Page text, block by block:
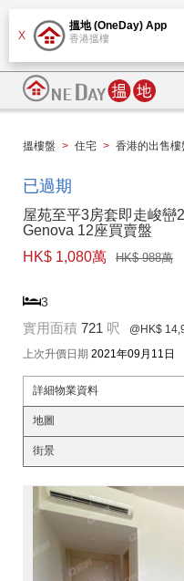
X
搵地 (OneDay) App
香港搵樓
搵樓盤 > 住宅 > 香港的出售樓
已過期
屋苑至平3房套即走峻巒
Genova 12座買賣盤
HK$ 1,080萬
HK$ 988萬
3
實用面積 721 呎 @HK$
上次升價日期 2021年09月11日
詳細物業資料
地圖
街景